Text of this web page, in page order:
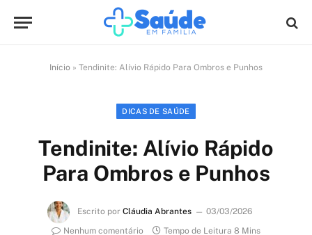
Início » Tendinite: Alívio Rápido Para Ombros e Punhos
DICAS DE SAÚDE
Tendinite: Alívio Rápido
Para Ombros e Punhos
Escrito por Cláudia Abrantes
03/03/2026
Nenhum comentário
Tempo de Leitura 8 Mins